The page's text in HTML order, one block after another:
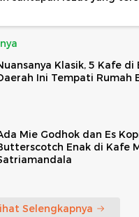
Klasik, 5 Kafe di
Ini Tempati Rumah
Mie Godhok dan Es
Enak di Kafe
Selengkapnya